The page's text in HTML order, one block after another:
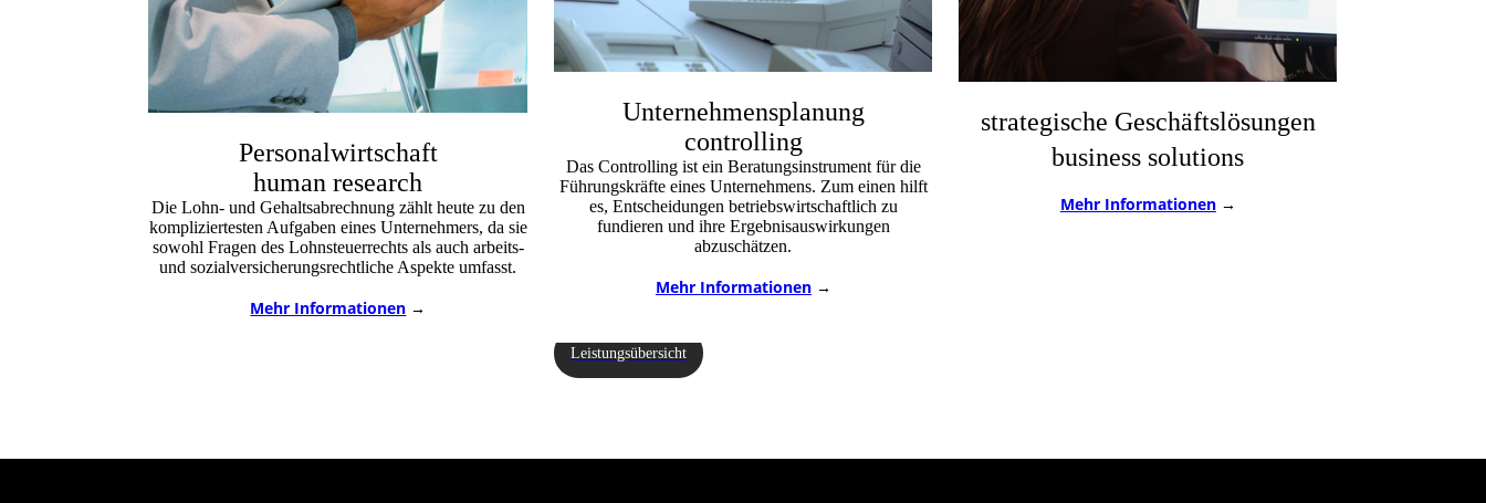
Personalwirtschaft
human research
Die Lohn- und Gehaltsabrechnung zählt heute zu den
kompliziertesten Aufgaben eines Unternehmers, da sie
sowohl Fragen des Lohnsteuerrechts als auch arbeits-
und sozialversicherungsrechtliche Aspekte umfasst.
Mehr Informationen →
Unternehmensplanung
controlling
Das Controlling ist ein Beratungsinstrument für die
Führungskräfte eines Unternehmens. Zum einen hilft
es, Entscheidungen betriebswirtschaftlich zu
fundieren und ihre Ergebnisauswirkungen
abzuschätzen.
Mehr Informationen→
Leistungsübersicht
strategische Geschäftslösungen
business solutions
Mehr Informationen→